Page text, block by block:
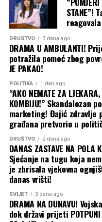
Sarajevo-gasa. Sud mu je
privremenu mjeru kojom
odluke Upravnog odbora
smjeni.
Podsjećamo i da je
Eleku i njegovim
javnim nabavkama OC
Tužilaštva BiH. Branio se
zbog čega je pravosnažno
nekoliko tužbi.
Capital
STANE”!
DRUŠTVO 3 dana ago
DRAMA U AMBULANTI!
potražila pomoć zbog
JE PAKAO!
POLITIKA 1 dan ago
“AKO NEMATE ZA
KOMBIJU!” Skandalozan
marketing! Đajić zdravlje
građana pretvorio u
DRUŠTVO 2 dana ago
DANAS ZASTAVE NA POLA
Sjećanje na tugu koja
je zbrisala vjekovna
danas vrišti!
SVIJET 3 dana ago
DRAMA NA DUNAVU!
dok državi prijeti